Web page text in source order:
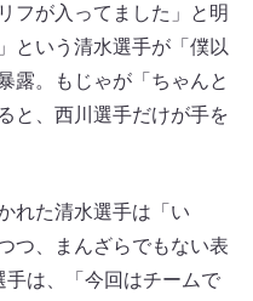
フが入ってました」と明
という清水選手が「僕以
露。もじゃが「ちゃんと
と、西川選手だけが手を
れた清水選手は「い
つ、まんざらでもない表
は、「今回はチームで